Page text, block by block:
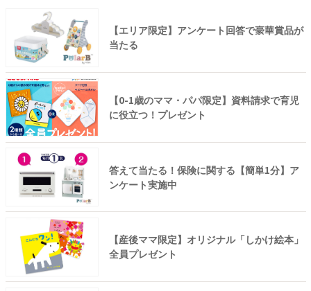
【エリア限定】アンケート回答で豪華賞品が
当たる
【0-1歳のママ・パパ限定】資料請求で育児
に役立つ！プレゼント
答えて当たる！保険に関する【簡単1分】ア
ンケート実施中
【産後ママ限定】オリジナル「しかけ絵本」
全員プレゼント